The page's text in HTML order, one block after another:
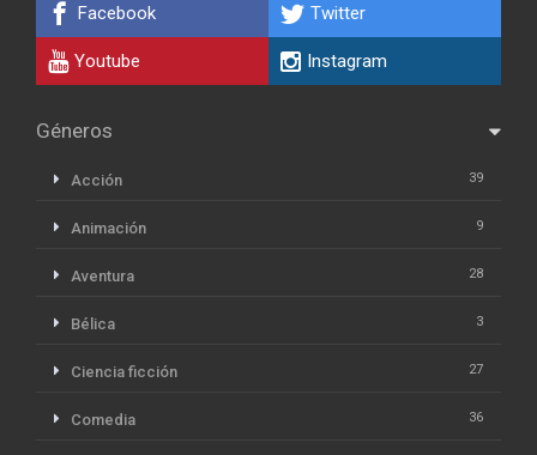
Facebook Twitter
Youtube Instagram
Géneros
Acción 39
Animación 9
Aventura 28
Bélica 3
Ciencia ficción 27
Comedia 36